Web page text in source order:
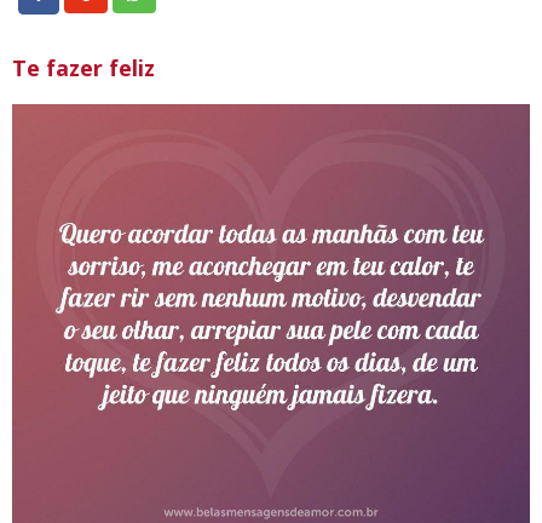
Te fazer feliz